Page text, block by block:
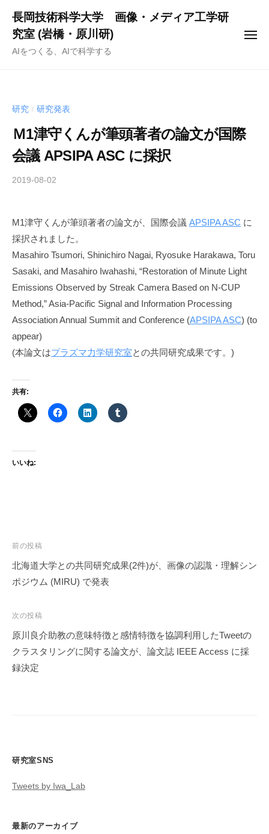
長岡技術科学大学 画像・メディア工学研
究室 (岩橋・原川研)
AIをつくる、AIで科学する
メ
研究 / 研究発表
Ｍ1津守くんが筆頭著者の論文が国際
会議 APSIPA ASC に採択
2019-08-02
a
g
a
s
M1津守くんが筆頭著者の論文が、国際会議 APSIPA ASC に
採択されました。
Masahiro Tsumori, Shinichiro Nagai, Ryosuke Harakawa, Toru
Sasaki, and Masahiro Iwahashi, “Restoration of Minute Light
Emissions Observed by Streak Camera Based on N-CUP
Method,” Asia-Pacific Signal and Information Processing
Association Annual Summit and Conference (APSIPA ASC) (to
appear)
(本論文はプラズマ力学研究室との共同研究成果です。)
共有:
いいね:
投
稿
ナ
ゲ
ー
シ
ョ
前の投稿
北海道大学との共同研究成果(2件)が、画像の認識・理解シン
ポジウム (MIRU) で発表
次の投稿
原川良介助教の意味特徴と感情特徴を協調利用したTweetの
クラスタリングに関する論文が、論文誌 IEEE Access に採
録決定
研究室SNS
Tweets by Iwa_Lab
最新のアーカイブ